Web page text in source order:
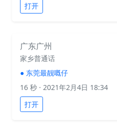
打开
广东广州
家乡普通话
● 东莞最靓嘅仔
16 秒 · 2021年2月4日 18:34
打开